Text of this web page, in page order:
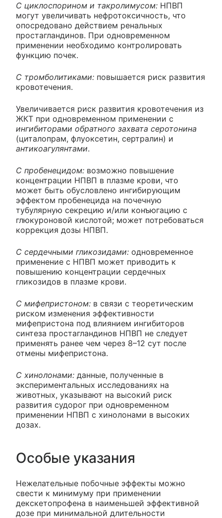
С циклоспорином и такролимусом: НПВП
могут увеличивать нефротоксичность, что
опосредовано действием ренальных
простагландинов. При одновременном
применении необходимо контролировать
функцию почек.
С тромболитиками: повышается риск развития
кровотечения.
Увеличивается риск развития кровотечения из
ЖКТ при одновременном применении с
ингибиторами обратного захвата серотонина
(циталопрам, флуоксетин, сертралин) и
антикоагулянтами.
С пробенецидом: возможно повышение
концентрации НПВП в плазме крови, что
может быть обусловлено ингибирующим
эффектом пробенецида на почечную
тубулярную секрецию и/или конъюгацию с
глюкуроновой кислотой; может потребоваться
коррекция дозы НПВП.
С сердечными гликозидами: одновременное
применение с НПВП может приводить к
повышению концентрации сердечных
гликозидов в плазме крови.
С мифепристоном: в связи с теоретическим
риском изменения эффективности
мифепристона под влиянием ингибиторов
синтеза простагландинов НПВП не следует
применять ранее чем через 8–12 сут после
отмены мифепристона.
С хинолонами: данные, полученные в
экспериментальных исследованиях на
животных, указывают на высокий риск
развития судорог при одновременном
применении НПВП с хинолонами в высоких
дозах.
Особые указания
Нежелательные побочные эффекты можно
свести к минимуму при применении
декскетопрофена в наименьшей эффективной
дозе при минимальной длительности